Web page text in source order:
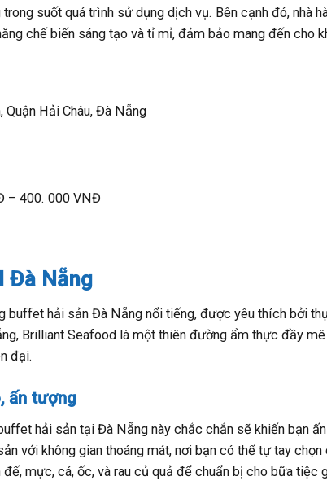
trong suốt quá trình sử dụng dịch vụ. Bên cạnh đó, nhà
chế biến sáng tạo và tỉ mỉ, đảm bảo mang đến cho
Quận Hải Châu, Đà Nẵng
– 400. 000 VNĐ
Đà Nẵng
buffet hải sản Đà Nẵng nổi tiếng, được yêu thích bởi
Brilliant Seafood là một thiên đường ẩm thực đầy
đại.
ấn tượng
hải sản tại Đà Nẵng này chắc chắn sẽ khiến bạn
với không gian thoáng mát, nơi bạn có thể tự tay
đế, mực, cá, ốc, và rau củ quả để chuẩn bị cho bữa tiệc